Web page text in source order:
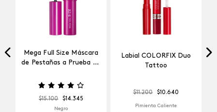
Mega Full Size Máscara
de Pestañas a Prueba de
$15.100 $14.345
Negro
Labial COLORFIX Duo
Tattoo
$11.200 $10.640
Pimienta Caliente